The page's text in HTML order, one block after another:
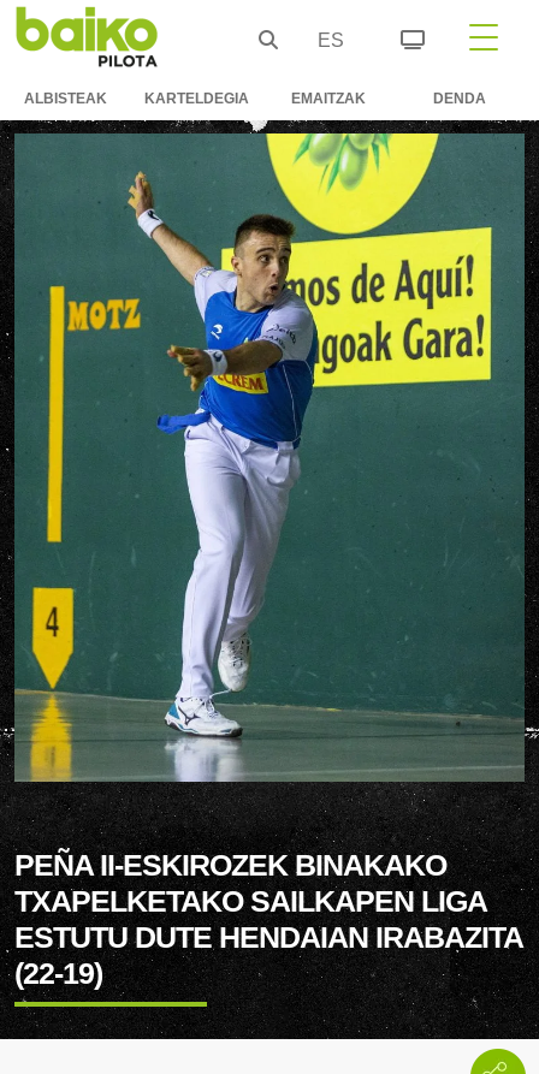
ES
ALBISTEAK KARTELDEGIA EMAITZAK DENDA
PEÑA II-ESKIROZEK BINAKAKO
TXAPELKETAKO SAILKAPEN LIGA
ESTUTU DUTE HENDAIAN IRABAZITA
(22-19)